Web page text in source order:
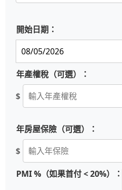
開始日期：
年產權稅（可選）：
$
年房屋保險（可選）：
$
PMI %（如果首付 < 20%）：